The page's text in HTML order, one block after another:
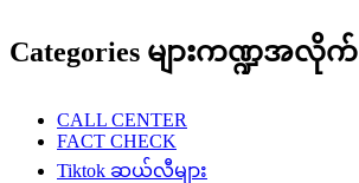
Categories များကဏ္ဍအလိုက်
CALL CENTER
FACT CHECK
Tiktok ဆယ်လီများ